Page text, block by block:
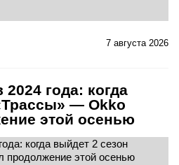
7 августа 2026
года: когда
— Okko
этой осенью